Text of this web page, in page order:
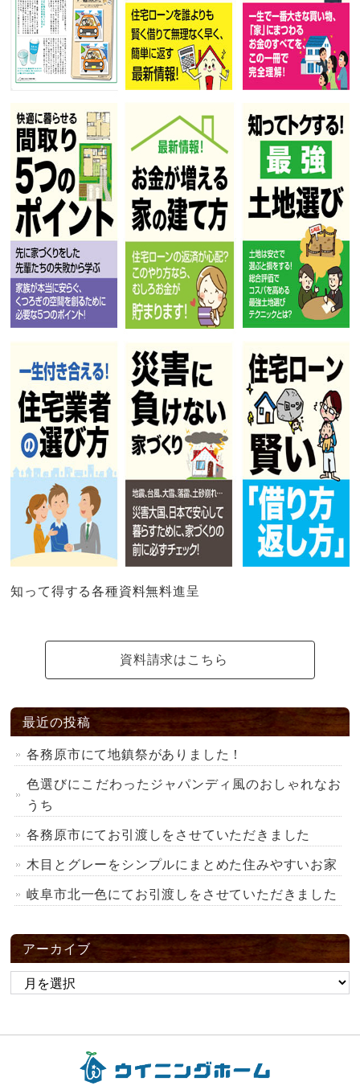
知って得する各種資料無料進呈
資料請求はこちら
最近の投稿
各務原市にて地鎮祭がありました！
色選びにこだわったジャパンディ風のおしゃれなお
うち
各務原市にてお引渡しをさせていただきました
木目とグレーをシンプルにまとめた住みやすいお家
岐阜市北一色にてお引渡しをさせていただきました
アーカイブ